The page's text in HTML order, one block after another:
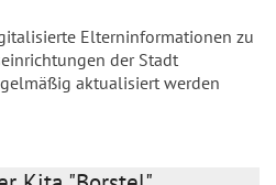
Elterninformationen zu
der Stadt
aktualisiert werden